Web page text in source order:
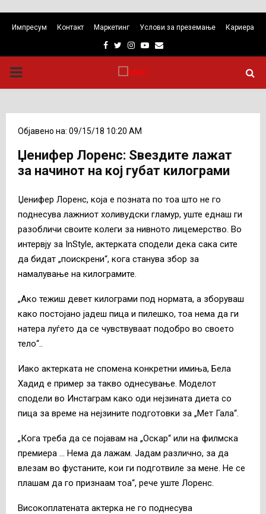
Импресум Контакт Маркетинг Услови за преземање Кариера
Facebook
TwitterInstagram
Youtube
Email
PRIMARY
Објавено на: 09/15/18 10:20 AM
Џенифер Лоренс: Ѕвездите лaжат
за начинот на кој губат килограми
Џенифер Лоренс, која е позната по тоа што не го
поднесува лажниот холивудски гламур, уште еднаш ги
разобличи своите колеги за нивното лицемерство. Во
интервју за InStyle, актерката сподели дека сака сите
да бидат „поискрени“, кога станува збор за
намалување на килограмите.
„Ако тежиш девет килограми под нормата, а зборуваш
како постојано јадеш пица и пилешко, тоа нема да ги
натера луѓето да се чувствуваат подобро во своето
тело“..
Иако актерката не спомена конкретни имиња, Бела
Хадид е пример за такво однесување. Моделот
сподели во Инстаграм како оди нејзината диета со
пица за време на нејзините подготовки за „Мет Гала“.
„Кога треба да се појавам на „Оскар“ или на филмска
премиера … Нема да лажам. Јадам различно, за да
влезам во фустаните, кои ги подготвиле за мене. Не се
плашам да го признаам тоа“, рече уште Лоренс.
Високоплатената актерка не го поднесува